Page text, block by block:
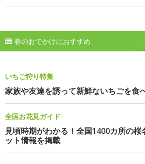
春のおでかけにおすすめ
いちご狩り特集
家族や友達を誘って新鮮ないちごを食
全国お花見ガイド
見頃時期がわかる！全国1400カ所の
ット情報を掲載